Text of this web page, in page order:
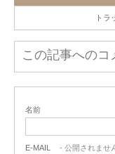
トラ
この記事へのコ
名前
E-MAIL - 公開されませ